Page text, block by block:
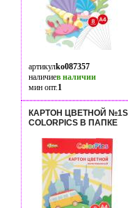
артикулko087357
наличиев наличии
мин опт.1
КАРТОН ЦВЕТНОЙ
COLORPICS В ПАПКЕ